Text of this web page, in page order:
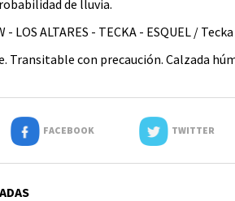
de lluvia.
- LOS ALTARES - TECKA - ESQUEL /
Transitable con precaución. Calzada
FACEBOOK TWITTER